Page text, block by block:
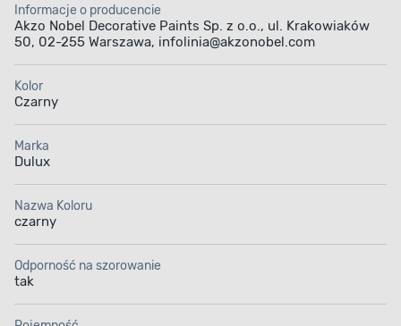
Informacje o producencie
Akzo Nobel Decorative Paints Sp. z o.o., ul. Krakowiaków
50, 02-255 Warszawa, infolinia@akzonobel.com
Kolor
Czarny
Marka
Dulux
Nazwa Koloru
czarny
Odporność na szorowanie
tak